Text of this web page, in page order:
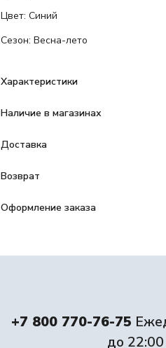
Цвет: Синий
Сезон: Весна-лето
Характеристики
Наличие в магазинах
Доставка
Возврат
Оформление заказа
+7 800 770-76-75
до 22:00